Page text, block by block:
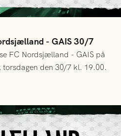
- GAIS 30/7
FC Nordsjælland - GAIS på
den 30/7 kl. 19.00.